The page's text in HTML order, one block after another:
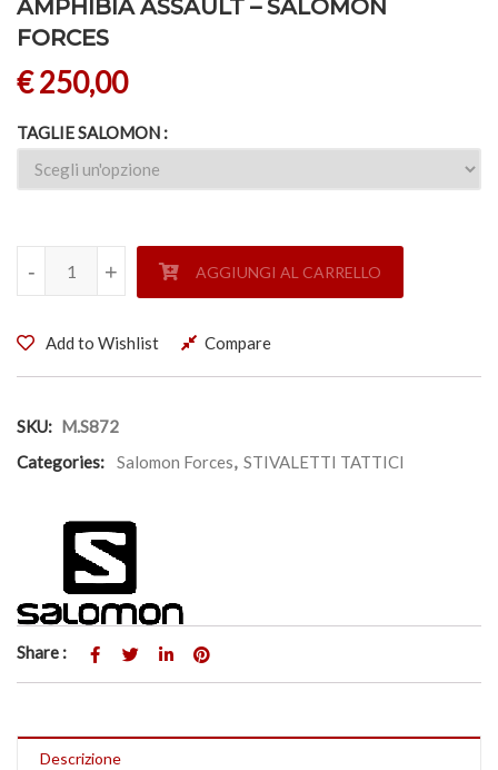
AMPHIBIA ASSAULT – SALOMON
FORCES
€250,00
TAGLIE SALOMON
AMPHIBIA ASSAULT - SALOMON FORCES quantità
+
- +
- AGGIUNGI AL CARRELLO
Add to Wishlist Compare
SKU: M.S872
Categories:
Salomon Forces, STIVALETTI TATTICI
Share :
Descrizione